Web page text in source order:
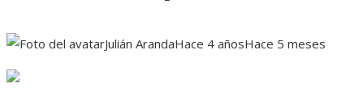
Julián ArandaHace 4 añosHace 5 meses